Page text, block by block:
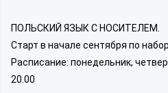
ПОЛЬСКИЙ ЯЗЫК С НОСИТЕЛЕМ.
Старт в начале сентября по
Расписание: понедельник,
20.00